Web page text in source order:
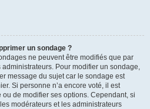
un sondage ?
ne peuvent être modifiés que par
administrateurs. Pour modifier un sondage,
message du sujet car le sondage est
Si personne n’a encore voté, il est
de modifier ses options. Cependant, si
modérateurs et les administrateurs